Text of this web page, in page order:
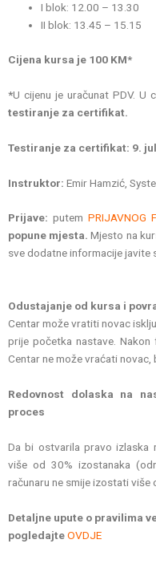
I blok: 12.00 – 13.30
II blok: 13.45 – 15.15
Cijena kursa je 100 KM*
*U cijenu je uračunat PDV. U
testiranje za certifikat.
Testiranje za certifikat: 9.
Instruktor: Emir Hamzić,
Prijave: putem PRIJAVNOG
popune mjesta. Mjesto na
sve dodatne informacije javite
Odustajanje od kursa i
Centar može vratiti novac
prije početka nastave.
Centar ne može vraćati
Redovnost dolaska na
proces
Da bi ostvarila pravo izlaska
više od 30% izostanaka
računaru ne smije izostati više
Detaljne upute o pravilima
pogledajteOVDJE